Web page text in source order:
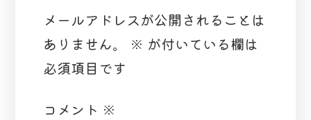
メールアドレスが公開されることは
ありません。
※ が付いている欄は
必須項目です
コメント ※